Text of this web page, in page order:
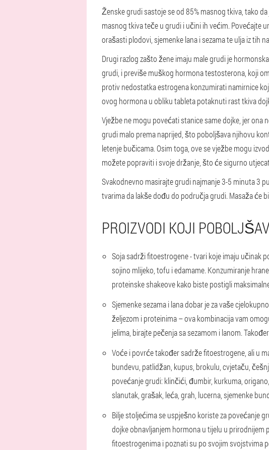
Ženske grudi sastoje se od 85% masnog tkiva, tako
masnog tkiva teče u grudi i učini ih većim. Povećajte
orašasti plodovi, sjemenke lana i sezama te ulja iz tih
Drugi razlog zašto žene imaju male grudi je
grudi, i previše muškog hormona testosterona, koji
protiv nedostatka estrogena konzumirati namirnice
ovog hormona u obliku tableta potaknuti rast tkiva
Vježbe ne mogu povećati stanice same dojke, jer ona
grudi malo prema naprijed, što poboljšava njihovu
letenje bučicama. Osim toga, ove se vježbe mogu
možete popraviti i svoje držanje, što će sigurno
Svakodnevno masirajte grudi najmanje 3-5 minuta 3
tvarima da lakše dođu do područja grudi. Masaža će
PROIZVODI KOJI
Sojasadrži fitoestrogene - tvari koje imaju učinak
sojino mlijeko, tofu i edamame. Konzumiranje
proteinske shakeove kako biste postigli
Sjemenke sezama i lanadobar je za vaše
željezom i proteinima – ova kombinacija vam
jelima, birajte pečenja sa sezamom i lanom.
Voće i povrćetakođer sadrže fitoestrogene, ali u
bundevu, patlidžan, kupus, brokulu, cvjetaču,
povećanje grudi: klinčići, đumbir, kurkuma,
slanutak, grašak, leća, grah, lucerna, sjemenke
Biljestoljećima se uspješno koriste za povećanje
dojke obnavljanjem hormona u tijelu u prirodnijem
fitoestrogenima i poznati su po svojim svojstvima